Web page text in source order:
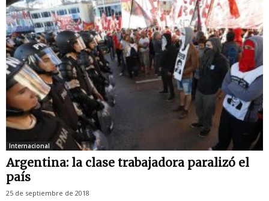
Internacional
Argentina: la clase trabajadora paralizó el
país
25 de septiembre de 2018